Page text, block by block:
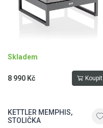
Skladem
8 990 Kč Koupit
KETTLER MEMPHIS,
STOLIČKA